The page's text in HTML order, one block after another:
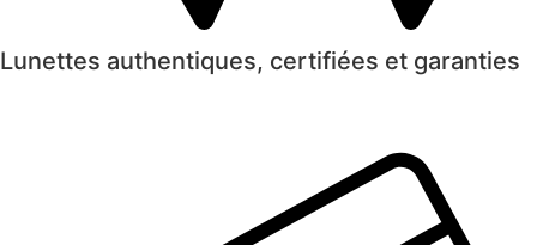
Lunettes authentiques, certifiées et garanties